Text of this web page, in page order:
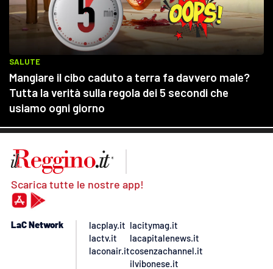
Scarica tutte le nostre app!
LaC Network
lacplay.it
lactv.it
laconair.it
lacitymag.it
lacapitalenews.it
cosenzachannel.it
ilvibonese.it